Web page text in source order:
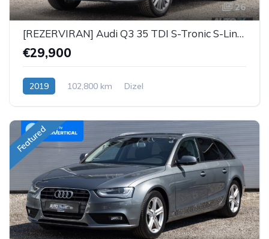
26
[REZERVIRAN] Audi Q3 35 TDI S-Tronic S-Line Black
€29,900
2019 102,800 km Dizel
Featured